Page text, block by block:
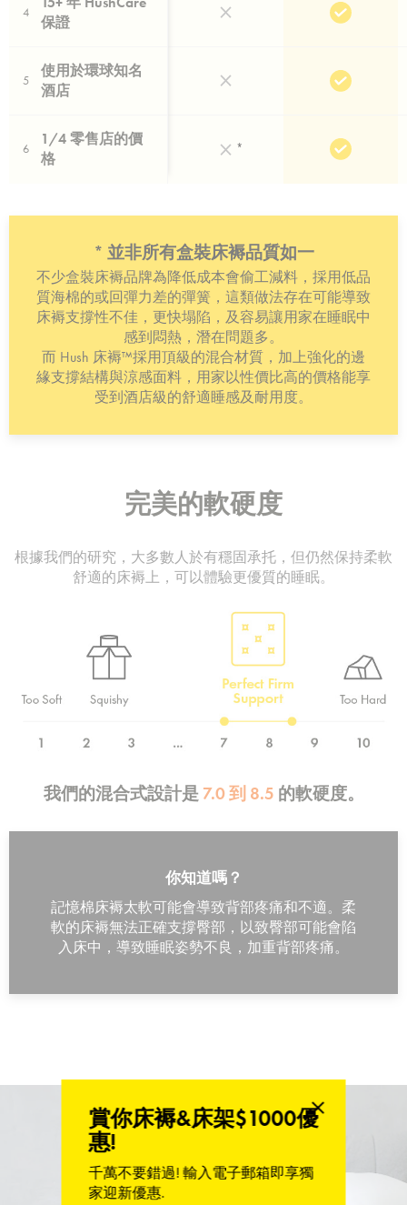
4
保證
5
使用於環球知名
酒店
6
1/4 零售店的價
格
*
* 並非所有盒裝床褥品質如一
不少盒裝床褥品牌為降低成本會偷工減料，採用低品
質海棉的或回彈力差的彈簧，這類做法存在可能導致
床褥支撐性不佳，更快塌陷，及容易讓用家在睡眠中
感到悶熱，潛在問題多。
而 Hush 床褥™採用頂級的混合材質，加上強化的邊
緣支撐結構與涼感面料，用家以性價比高的價格能享
受到酒店級的舒適睡感及耐用度。
完美的軟硬度
根據我們的研究，大多數人於有穩固承托，但仍然保持柔軟
舒適的床褥上，可以體驗更優質的睡眠。
我們的混合式設計是 7.0 到 8.5 的軟硬度。
你知道嗎？
記憶棉床褥太軟可能會導致背部疼痛和不適。柔
軟的床褥無法正確支撐臀部，以致臀部可能會陷
入床中，導致睡眠姿勢不良，加重背部疼痛。
賞你床褥&床架$1000優
惠!
千萬不要錯過! 輸入電子郵箱即享獨
家迎新優惠.